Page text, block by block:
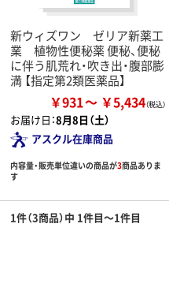
新ウィズワン ゼリア新薬工
業 植物性便秘薬 便秘、便秘
に伴う肌荒れ・吹き出・腹部膨
満 【指定第2類医薬品】
￥931 ￥5,434
お届け日：8月8日（土）
アスクル在庫商品
内容量・販売単位違いの商品が3商品ありま
す
1件（3商品）中 1件目～1件目